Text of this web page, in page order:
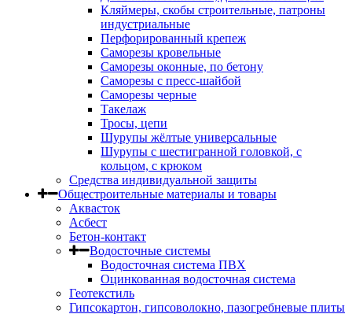
Кляймеры, скобы строительные, патроны
индустриальные
Перфорированный крепеж
Саморезы кровельные
Саморезы оконные, по бетону
Саморезы с пресс-шайбой
Саморезы черные
Такелаж
Тросы, цепи
Шурупы жёлтые универсальные
Шурупы с шестигранной головкой, с
кольцом, с крюком
Средства индивидуальной защиты
Общестроительные материалы и товары
Аквасток
Асбест
Бетон-контакт
Водосточные системы
Водосточная система ПВХ
Оцинкованная водосточная система
Геотекстиль
Гипсокартон, гипсоволокно, пазогребневые плиты